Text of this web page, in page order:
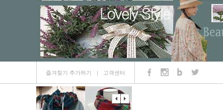
즐겨찾기 추가하기 ㅣ 고객센터